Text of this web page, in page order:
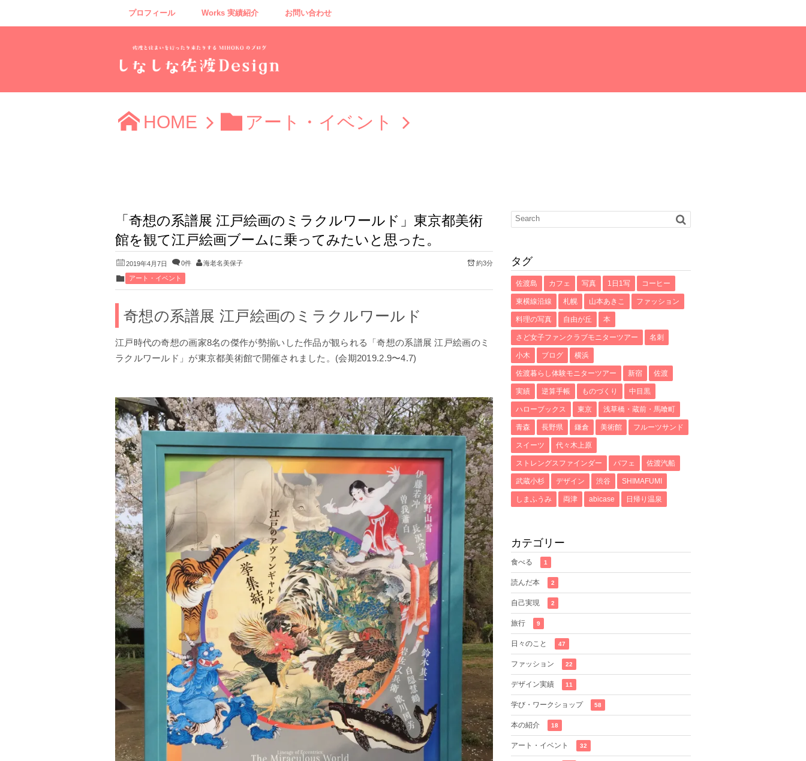
プロフィール Works 実績紹介 お問い合わせ
HOME アート・イベント
「奇想の系譜展 江戸絵画のミラクルワールド」東京都美術
館を観て江戸絵画ブームに乗ってみたいと思った。
2019年4月7日 0件 海老名美保子 約3分
アート・イベント
奇想の系譜展 江戸絵画のミラクルワールド
江戸時代の奇想の画家8名の傑作が勢揃いした作品が観られる「奇想の系譜展 江戸絵画のミ
ラクルワールド」が東京都美術館で開催されました。(会期2019.2.9〜4.7)
タグ
佐渡島 カフェ 写真 1日1写 コーヒー
東横線沿線 札幌 山本あきこ ファッション
料理の写真 自由が丘 本
さど女子ファンクラブモニターツアー 名刺
小木 ブログ 横浜
佐渡暮らし体験モニターツアー 新宿 佐渡
実績 逆算手帳 ものづくり 中目黒
ハローブックス 東京 浅草橋・蔵前・馬喰町
青森 長野県 鎌倉 美術館 フルーツサンド
スイーツ 代々木上原
ストレングスファインダー パフェ 佐渡汽船
武蔵小杉 デザイン 渋谷 SHIMAFUMI
しまふうみ 両津 abicase 日帰り温泉
カテゴリー
食べる 1
読んだ本 2
自己実現 2
旅行 9
日々のこと 47
ファッション 22
デザイン実績 11
学び・ワークショップ 58
本の紹介 18
アート・イベント 32